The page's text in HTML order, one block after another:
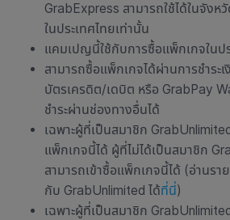
GrabExpress สามารถใช้ได้ในจังห
ในประเทศไทยเท่านั้น
แคมเปญนี้ใช้กับการซื้อแพ็กเกจในป
สามารถซื้อแพ็กเกจได้ผ่านการชำระ
บัตรเครดิต/เดบิต หรือ GrabPay
ชำระผ่านช่องทางอื่นได้
เฉพาะผู้ที่เป็นสมาชิก
แพ็กเกจนี้ได้ ผู้ที่ไม่ได้เป็นสมาชิก
สามารถเข้าซื้อแพ็กเกจนี้ได้ (อ่านรา
กับ GrabUnlimited ได้ที่นี่)
เฉพาะผู้ที่เป็นสมาชิก